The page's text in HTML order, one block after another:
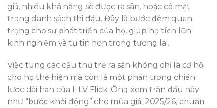
giá, nhiều khả năng sẽ được ra sân, hoặc có mặt
trong danh sách thi đấu. Đây là bước đệm quan
trọng cho sự phát triển của họ, giúp họ tích lũn
kinh nghiệm và tự tin hơn trong tương lai.
Việc tung các cầu thủ trẻ ra sân không chỉ là cơ hội
cho họ thể hiện mà còn là một phần trong chiến
lược dài hạn của HLV Flick. Ông xem trận đấu này
như “bước khởi động” cho mùa giải 2025/26, chuẩn